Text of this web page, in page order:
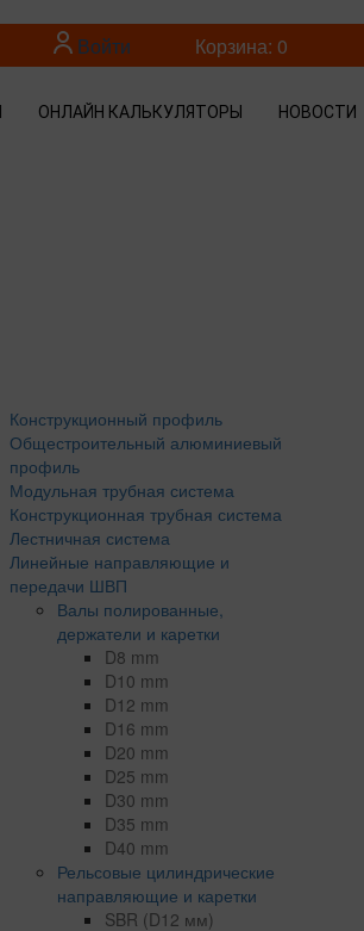
Войти Корзина: 0
ОНЛАЙН КАЛЬКУЛЯТОРЫ НОВОСТИ
Конструкционный профиль
Общестроительный алюминиевый
профиль
Модульная трубная система
Конструкционная трубная система
Лестничная система
Линейные направляющие и
передачи ШВП
Валы полированные,
держатели и каретки
D8 mm
D10 mm
D12 mm
D16 mm
D20 mm
D25 mm
D30 mm
D35 mm
D40 mm
Рельсовые цилиндрические
направляющие и каретки
SBR (D12 мм)